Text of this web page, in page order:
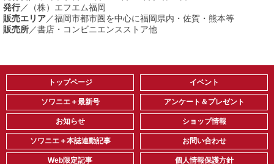
発行／（株）エフエム福岡
販売エリア／福岡市都市圏を中心に福岡県内・佐賀・熊本等
販売所／書店・コンビニエンスストア他
トップページ
ソワニエ＋最新号
お知らせ
ソワニエ＋本誌連動記事
Web限定記事
イベント
アンケート＆プレゼント
ショップ情報
お問い合わせ
個人情報保護方針